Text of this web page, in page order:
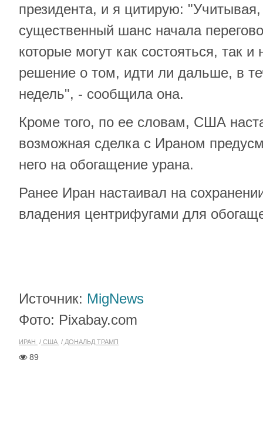
президента, и я цитирую:
существенный шанс начала
которые могут как состояться, так
решение о том, идти ли дальше, в
недель", - сообщила она.
Кроме того, по ее словам, США
возможная сделка с Ираном
него на обогащение урана.
Ранее Иран настаивал на
владения центрифугами для
Источник: MigNews
Фото: Pixabay.com
ИРАН США ДОНАЛЬД ТРАМП
89